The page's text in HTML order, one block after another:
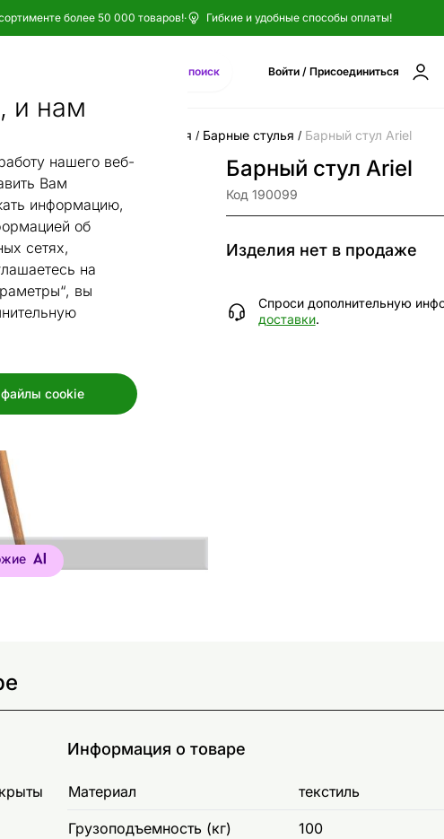
и нам
нашего веб-
Вам
информацию,
об
сетях,
на
вы
cookie
более 50 000 товаров!· Гибкие и удобные способы оплаты!
AI-поиск Войти / Присоединиться
Барные столы и барные стулья / Барные стулья / Барный стул Ariel
Барный стул Ariel
Код 190099
Изделия нет в продаже
Спроси дополнительную
доставки.
Информация о товаре
Материал текстиль
Грузоподъемность (кг) 100